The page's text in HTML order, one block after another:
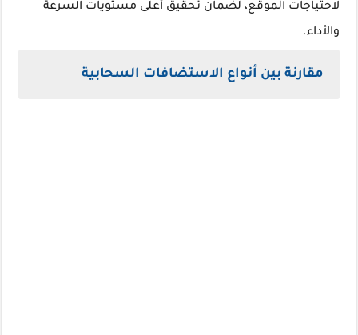
لاحتياجات الموقع، لضمان تحقيق أعلى مستويات السرعة
والأداء.
مقارنة بين أنواع الاستضافات السحابية